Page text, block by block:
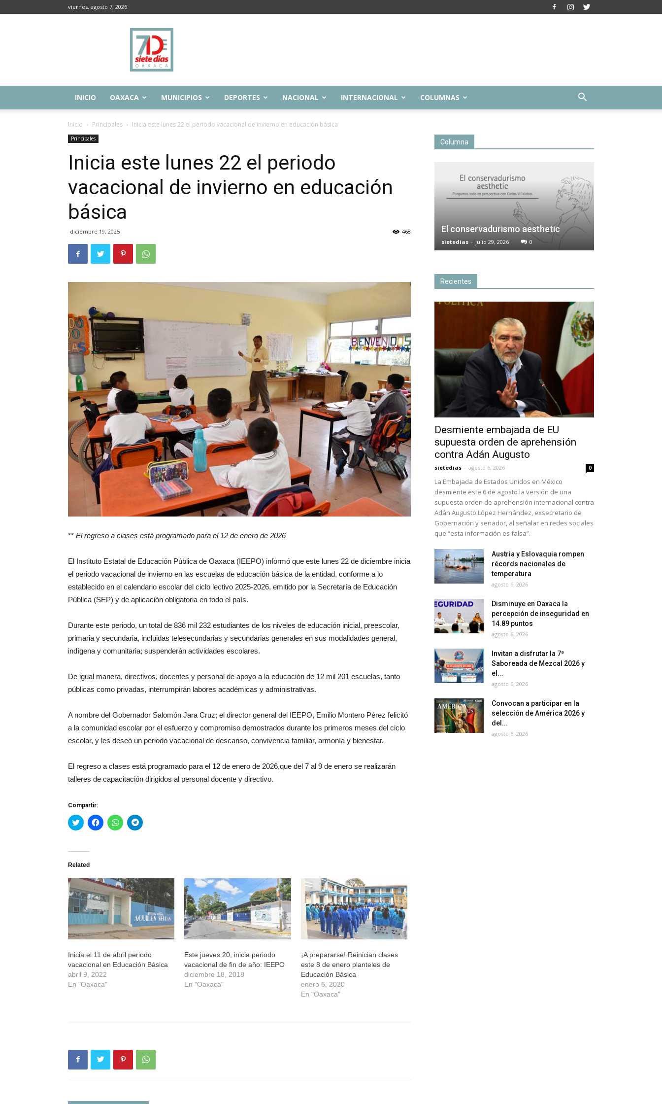
viernes, agosto 7, 2026
Siete
Días
Oaxaca
INICIO OAXACA MUNICIPIOS DEPORTES NACIONAL INTERNACIONAL COLUMNAS
Inicio Principales Inicia este lunes 22 el periodo vacacional de invierno en educación básica
Principales
Inicia este lunes 22 el periodo
vacacional de invierno en educación
básica
diciembre 19, 2025 468
** El regreso a clases está programado para el 12 de enero de 2026
El Instituto Estatal de Educación Pública de Oaxaca (IEEPO) informó que este lunes 22 de diciembre inicia
el periodo vacacional de invierno en las escuelas de educación básica de la entidad, conforme a lo
establecido en el calendario escolar del ciclo lectivo 2025-2026, emitido por la Secretaría de Educación
Pública (SEP) y de aplicación obligatoria en todo el país.
Durante este periodo, un total de 836 mil 232 estudiantes de los niveles de educación inicial, preescolar,
primaria y secundaria, incluidas telesecundarias y secundarias generales en sus modalidades general,
indígena y comunitaria; suspenderán actividades escolares.
De igual manera, directivos, docentes y personal de apoyo a la educación de 12 mil 201 escuelas, tanto
públicas como privadas, interrumpirán labores académicas y administrativas.
A nombre del Gobernador Salomón Jara Cruz; el director general del IEEPO, Emilio Montero Pérez felicitó
a la comunidad escolar por el esfuerzo y compromiso demostrados durante los primeros meses del ciclo
escolar, y les deseó un periodo vacacional de descanso, convivencia familiar, armonía y bienestar.
El regreso a clases está programado para el 12 de enero de 2026,que del 7 al 9 de enero se realizarán
talleres de capacitación dirigidos al personal docente y directivo.
Compartir:
Haz
clic
Twitter
abre
una
ventana
nueva)
Haz
clic
una
ventana
nueva)
Haz
clic
una
ventana
nueva)
Haz
clic
una
ventana
nueva)
Related
Inicia el 11 de abril periodo
vacacional en Educación Básica
abril 9, 2022
En "Oaxaca"
Este jueves 20, inicia periodo
vacacional de fin de año: IEEPO
diciembre 18, 2018
En "Oaxaca"
¡A prepararse! Reinician clases
este 8 de enero planteles de
Educación Básica
enero 6, 2020
En "Oaxaca"
Columna
El conservadurismo aesthetic
sietedias - julio 29, 2026 0
Recientes
Desmiente embajada de EU
supuesta orden de aprehensión
contra Adán Augusto
sietedias - agosto 6, 2026 0
La Embajada de Estados Unidos en México
desmiente este 6 de agosto la versión de una
supuesta orden de aprehensión internacional contra
Adán Augusto López Hernández, exsecretario de
Gobernación y senador, al señalar en redes sociales
que “esta información es falsa”.
Austria y Eslovaquia rompen
récords nacionales de
temperatura
agosto 6, 2026
Disminuye en Oaxaca la
percepción de inseguridad en
14.89 puntos
agosto 6, 2026
Invitan a disfrutar la 7ª
Saboreada de Mezcal 2026 y
el...
agosto 6, 2026
Convocan a participar en la
selección de América 2026 y
del...
agosto 6, 2026